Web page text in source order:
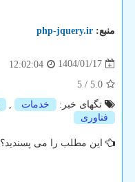
منبع: php-jquery.ir
1404/01/17
12:02:04
5.0
/
5
تگهای خبر:
خدمات ,
فناوری
این مطلب را می پسندید؟